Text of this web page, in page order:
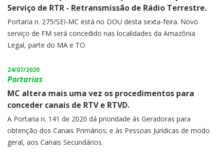
Serviço de RTR - Retransmissão de Rádio Terrestre.
Portaria n. 275/SEI-MC está no DOU desta sexta-feira. Novo
serviço de FM será concedido nas localidades da Amazônia
Legal, parte do MA e TO.
24/07/2020
Portarias
MC altera mais uma vez os procedimentos para
conceder canais de RTV e RTVD.
A Portaria n. 141 de 2020 dá prioridade às Geradoras para
obtenção dos Canais Primários; e às Pessoas Jurídicas de modo
geral, aos Canais Secundários.